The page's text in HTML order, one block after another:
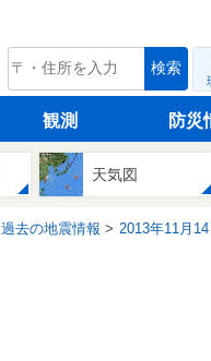
tenki.jp 検索
観測 防災
天気図
過去の地震情報 2013年11月14